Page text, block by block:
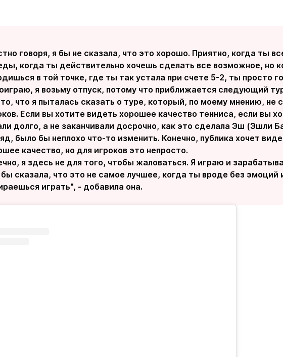
говоря, я бы не сказала, что это хорошо. Приятно, когда ты
когда ты действительно хочешь сделать все возможное, но
в той точке, где ты так устала при счете 5-2, ты просто
я возьму отпуск, потому что приближается следующий
что я пыталась сказать о туре, который, по моему мнению, не
Если вы хотите видеть хорошее качество тенниса, если вы
долго, а не заканчивали досрочно, как это сделала Эш (Эшли
было бы неплохо что-то изменить. Конечно, публика хочет
качество, но для игроков это непросто.
я здесь не для того, чтобы жаловаться. Я играю и
бы сказала, что это не самое лучшее, когда ты вроде без эмоций
играть", - добавила она.